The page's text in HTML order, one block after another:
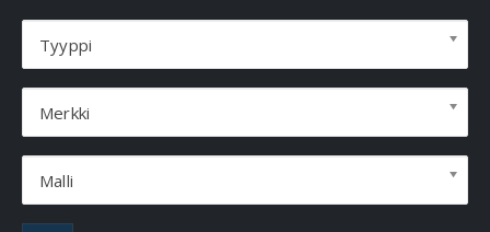
Tyyppi
Merkki
Malli